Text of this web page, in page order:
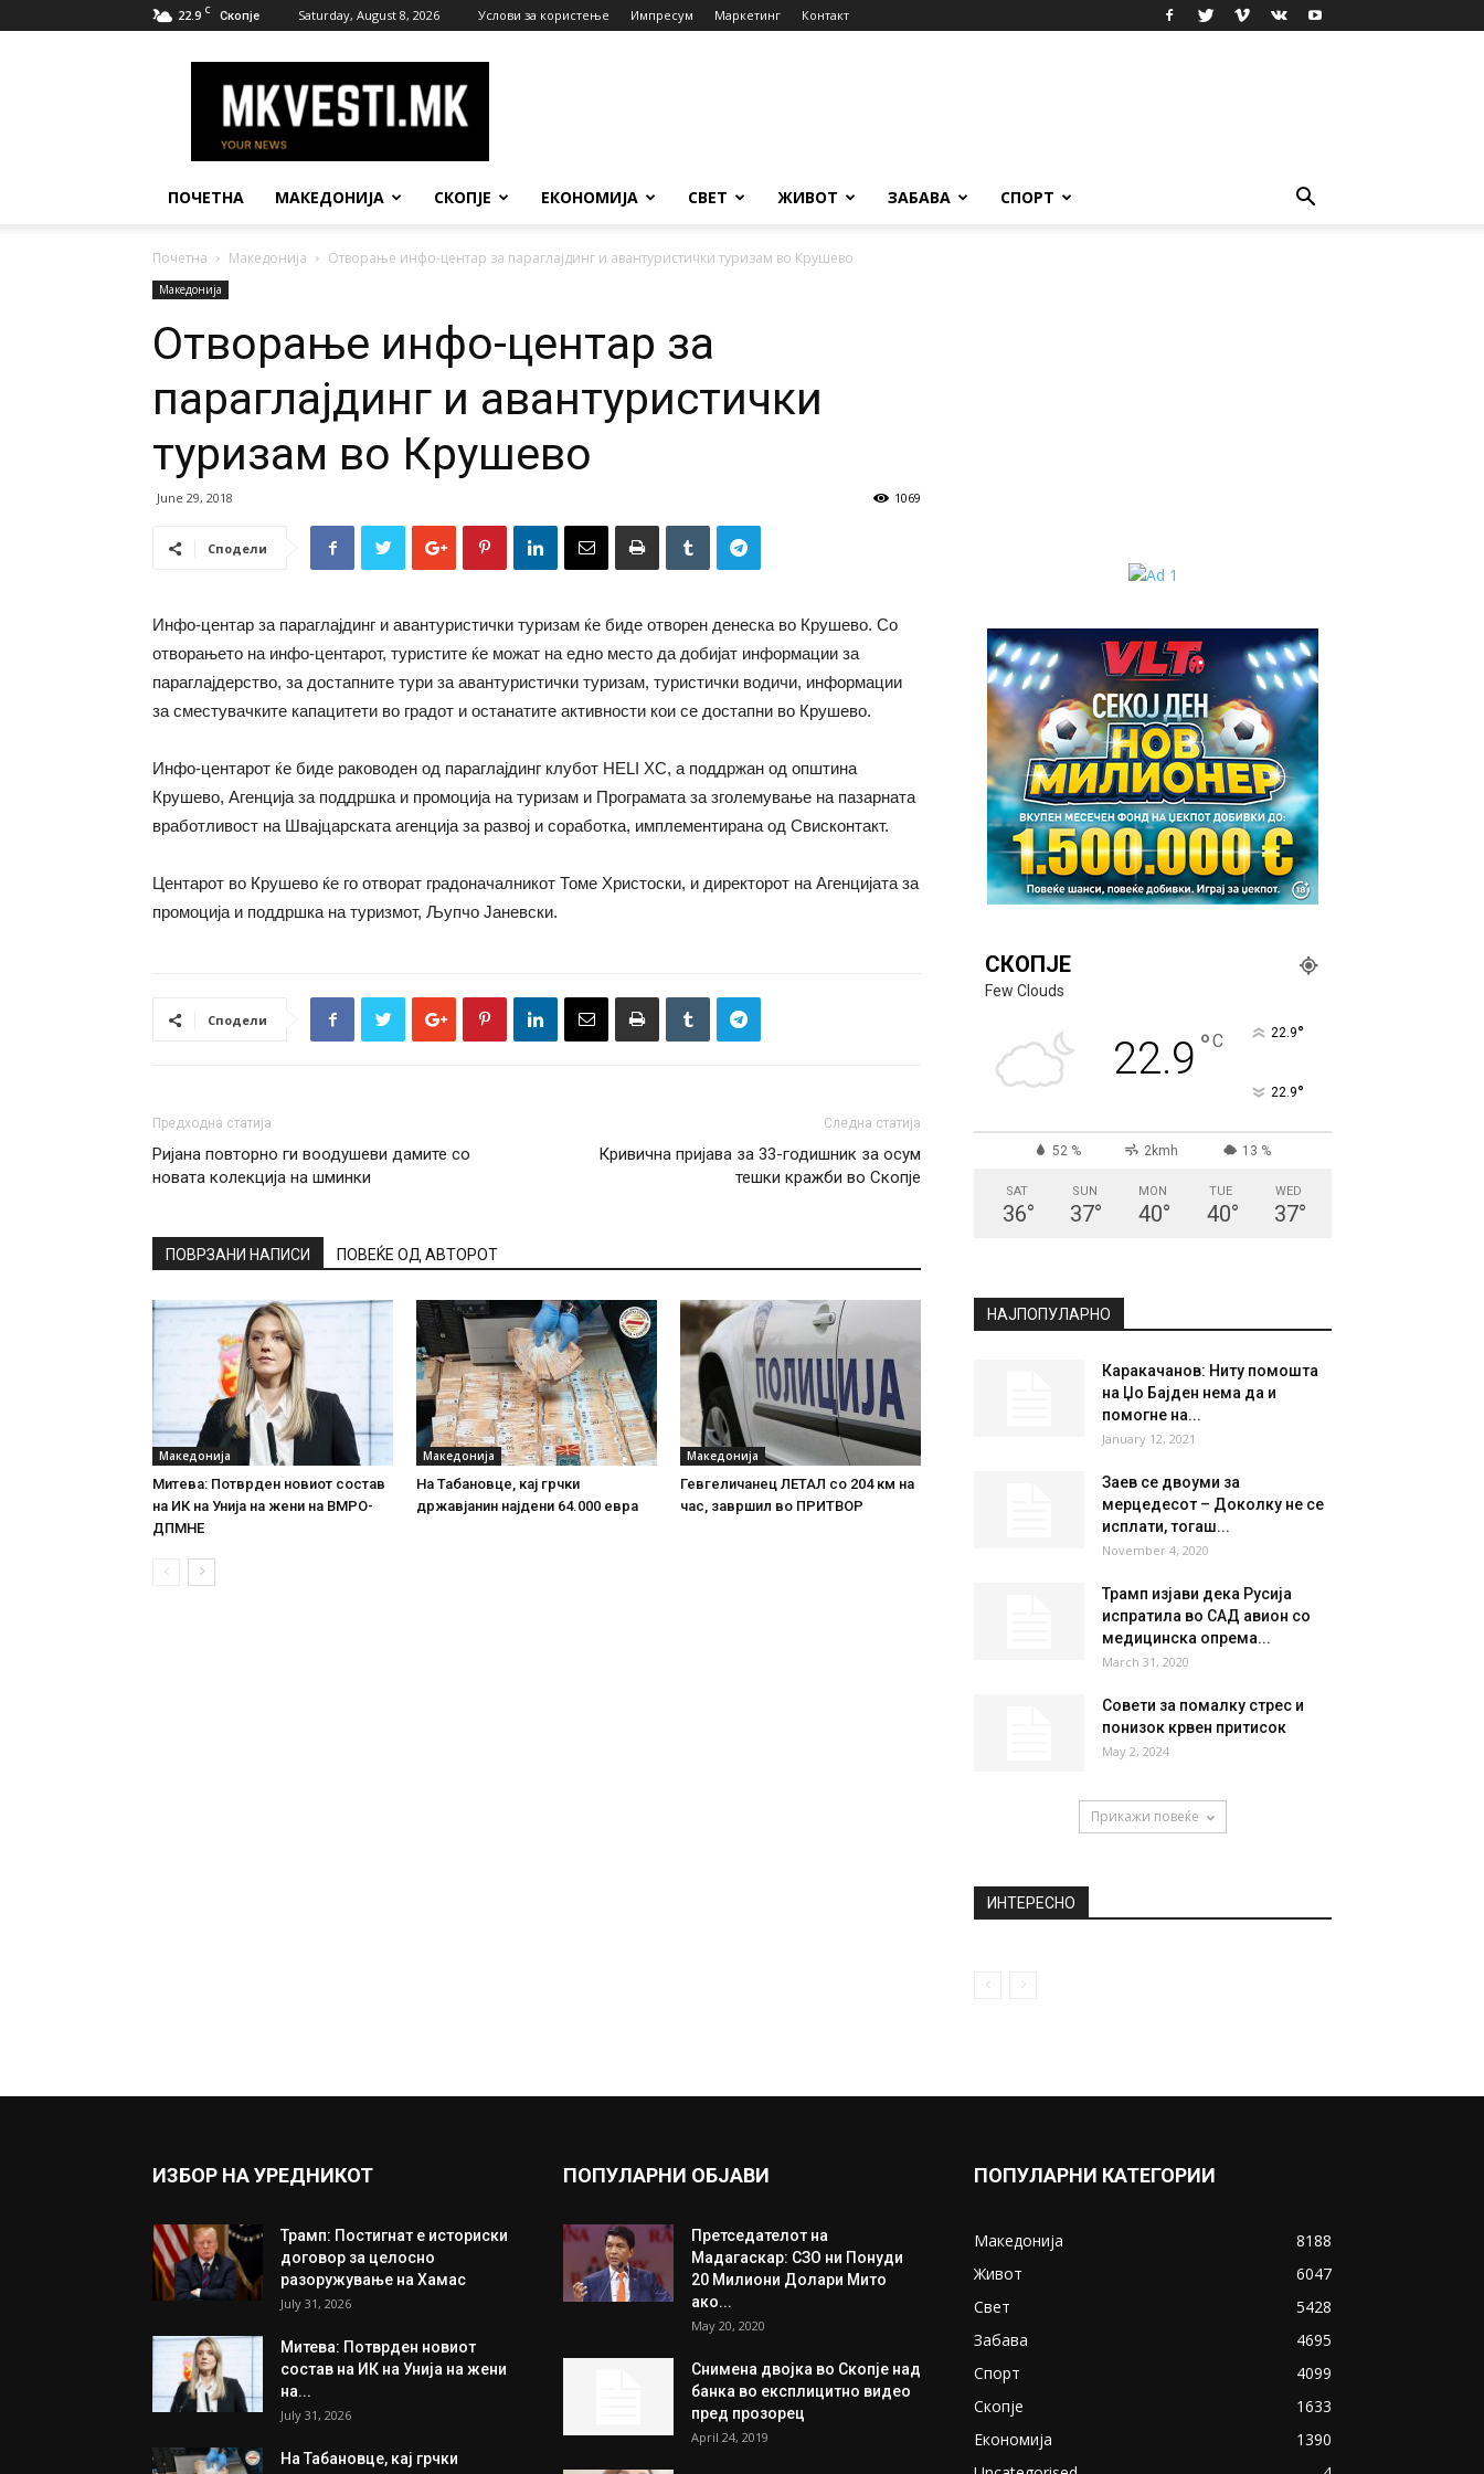
22.9 C Скопје Saturday, August 8, 2026 Услови за користење Импресум Маркетинг Контакт
Вести
ПОЧЕТНА МАКЕДОНИЈА СКОПЈЕ ЕКОНОМИЈА СВЕТ ЖИВОТ ЗАБАВА СПОРТ
Почетна Македонија Отворање инфо-центар за параглајдинг и авантуристички туризам во Крушево
Македонија
Отворање инфо-центар за
параглајдинг и авантуристички
туризам во Крушево
June 29, 2018 1069
Сподели
Инфо-центар за параглајдинг и авантуристички туризам ќе биде отворен денеска во Крушево. Со
отворањето на инфо-центарот, туристите ќе можат на едно место да добијат информации за
параглајдерство, за достапните тури за авантуристички туризам, туристички водичи, информации
за сместувачките капацитети во градот и останатите активности кои се достапни во Крушево.
Инфо-центарот ќе биде раководен од параглајдинг клубот HELI XC, а поддржан од општина
Крушево, Агенција за поддршка и промоција на туризам и Програмата за зголемување на пазарната
вработливост на Швајцарската агенција за развој и соработка, имплементирана од Свисконтакт.
Центарот во Крушево ќе го отворат градоначалникот Томе Христоски, и директорот на Агенцијата за
промоција и поддршка на туризмот, Љупчо Јаневски.
Сподели
Предходна статија
Ријана повторно ги воодушеви дамите со
новата колекција на шминки
Следна статија
Кривична пријава за 33-годишник за осум
тешки кражби во Скопје
ПОВРЗАНИ НАПИСИ ПОВЕЌЕ ОД АВТОРОТ
Македонија
Митева: Потврден новиот состав
на ИК на Унија на жени на ВМРО-
ДПМНЕ
Македонија
На Табановце, кај грчки
државјанин најдени 64.000 евра
Македонија
Гевгеличанец ЛЕТАЛ со 204 км на
час, завршил во ПРИТВОР
СКОПЈЕ
Few Clouds
22.9 °C 22.9°
22.9°
52 % 2kmh 13 %
SAT
36°
SUN
37°
MON
40°
TUE
40°
WED
37°
НАЈПОПУЛАРНО
Каракачанов: Ниту помошта
на Џо Бајден нема да и
помогне на...
January 12, 2021
Заев се двоуми за
мерцедесот – Доколку не се
исплати, тогаш...
November 4, 2020
Трамп изјави дека Русија
испратила во САД авион со
медицинска опрема...
March 31, 2020
Совети за помалку стрес и
понизок крвен притисок
May 2, 2024
Прикажи повеќе
ИНТЕРЕСНО
ИЗБОР НА УРЕДНИКОТ
Трамп: Постигнат е историски
договор за целосно
разоружување на Хамас
July 31, 2026
Митева: Потврден новиот
состав на ИК на Унија на жени
на...
July 31, 2026
На Табановце, кај грчки
ПОПУЛАРНИ ОБЈАВИ
Претседателот на
Мадагаскар: СЗО ни Понуди
20 Милиони Долари Мито
ако...
May 20, 2020
Снимена двојка во Скопје над
банка во експлицитно видео
пред прозорец
April 24, 2019
ПОПУЛАРНИ КАТЕГОРИИ
Македонија
8188
Живот
6047
Свет
5428
Забава
4695
Спорт
4099
Скопје
1633
Економија
1390